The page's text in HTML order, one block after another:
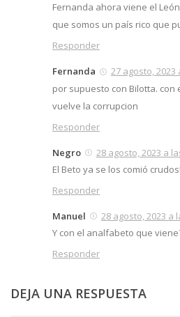
Fernanda ahora viene el
que somos un país rico que
Responder
Fernanda
27 agosto, 2023
por supuesto con Bilotta. con
vuelve la corrupcion
Responder
Negro
28 agosto, 2023 a
El Beto ya se los comió
Responder
Manuel
28 agosto, 2023 a
Y con el analfabeto que
Responder
DEJA UNA RESPUESTA